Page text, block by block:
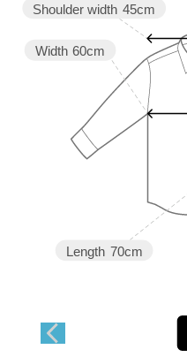
Length 70cm
Width 60cm
Shoulder width 45cm